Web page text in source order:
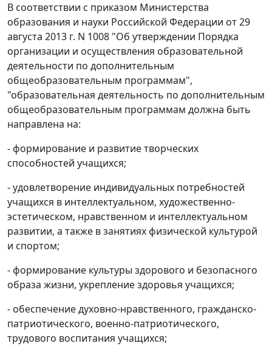
В соответствии с приказом Министерства
образования и науки Российской Федерации от 29
августа 2013 г. N 1008 "Об утверждении Порядка
организации и осуществления образовательной
деятельности по дополнительным
общеобразовательным программам",
"образовательная деятельность по дополнительным
общеобразовательным программам должна быть
направлена на:
- формирование и развитие творческих
способностей учащихся;
- удовлетворение индивидуальных потребностей
учащихся в интеллектуальном, художественно-
эстетическом, нравственном и интеллектуальном
развитии, а также в занятиях физической культурой
и спортом;
- формирование культуры здорового и безопасного
образа жизни, укрепление здоровья учащихся;
- обеспечение духовно-нравственного, гражданско-
патриотического, военно-патриотического,
трудового воспитания учащихся;